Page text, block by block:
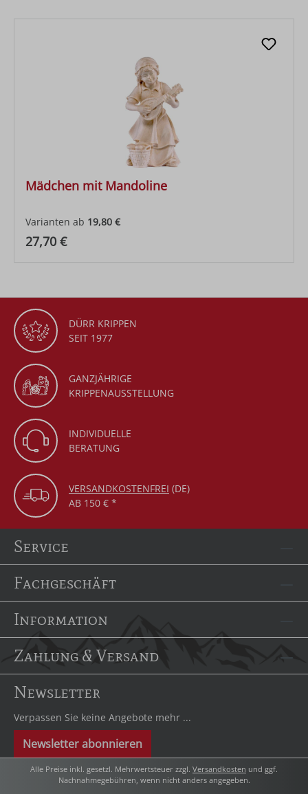
Mädchen mit Mandoline
Varianten ab 19,80 €
Regulärer Preis:
27,70 €
DÜRR KRIPPEN
SEIT 1977
GANZJÄHRIGE
KRIPPENAUSSTELLUNG
INDIVIDUELLE
BERATUNG
VERSANDKOSTENFREI (DE)
AB 150 € *
Service
Fachgeschäft
Information
Zahlung & Versand
Newsletter
Verpassen Sie keine Angebote mehr ...
Newsletter abonnieren
Alle Preise inkl. gesetzl. Mehrwertsteuer zzgl. Versandkosten und ggf.
Nachnahmegebühren, wenn nicht anders angegeben.